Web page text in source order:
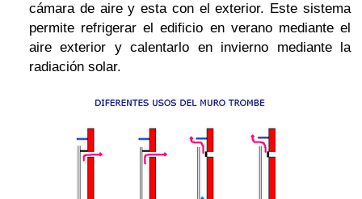
cámara de aire y esta con el exterior. Este sistema
permite refrigerar el edificio en verano mediante el
aire exterior y calentarlo en invierno mediante la
radiación solar.